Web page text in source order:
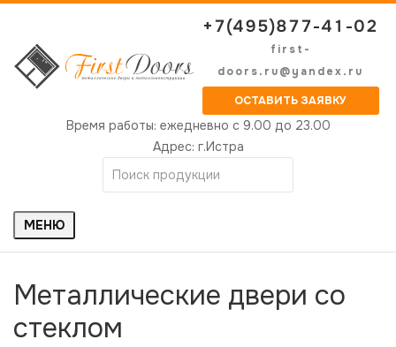
Время работы: ежедневно с 9.00 до 23.00
Адрес: г.Истра
+7(495)877-41-02
first-
doors.ru@yandex.ru
ОСТАВИТЬ ЗАЯВКУ
МЕНЮ
Металлические двери со
стеклом